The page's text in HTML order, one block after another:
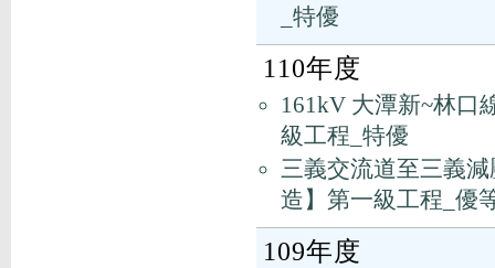
_特優
110年度
161kV 大潭新~林口
級工程_特優
三義交流道至三義
造】第一級工程_優
109年度